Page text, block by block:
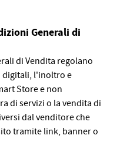
Generali di
di Vendita regolano
digitali, l'inoltro e
Store e non
di servizi o la vendita di
dal venditore che
tramite link, banner o